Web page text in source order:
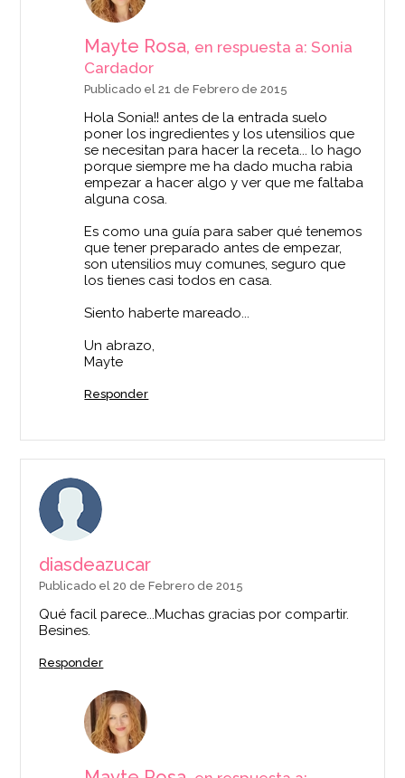
Mayte Rosa, en respuesta a: Sonia
Cardador
Publicado el 21 de Febrero de 2015
Hola Sonia!! antes de la entrada suelo
poner los ingredientes y los utensilios que
se necesitan para hacer la receta... lo hago
porque siempre me ha dado mucha rabia
empezar a hacer algo y ver que me faltaba
alguna cosa.
Es como una guía para saber qué tenemos
que tener preparado antes de empezar,
son utensilios muy comunes, seguro que
los tienes casi todos en casa.
Siento haberte mareado...
Un abrazo,
Mayte
Responder
diasdeazucar
Publicado el 20 de Febrero de 2015
Qué facil parece...Muchas gracias por compartir.
Besines.
Responder